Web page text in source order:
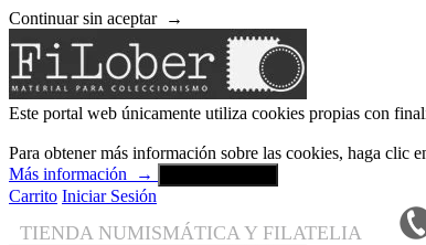
Continuar sin aceptar →
Este portal web únicamente utiliza cookies propias con
Para obtener más información sobre las cookies, haga clic
Más información
→
Carrito Iniciar Sesión
TIENDA NUMISMÁTICA Y FILATELIA